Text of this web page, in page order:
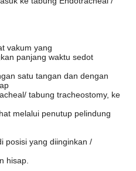
vakum yang
panjang waktu sedot
satu tangan dan dengan
tabung tracheostomy, ke
melalui penutup pelindung
posisi yang diinginkan /
hisap.